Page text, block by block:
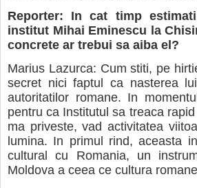
Reporter: In cat timp
institut Mihai Eminescu la
concrete ar trebui sa aiba el?
Marius Lazurca: Cum stiti, pe
secret nici faptul ca nasterea
autoritatilor romane. In
pentru ca Institutul sa treaca
ma priveste, vad activitatea
lumina. In primul rind, aceasta
cultural cu Romania, un
Moldova a ceea ce cultura